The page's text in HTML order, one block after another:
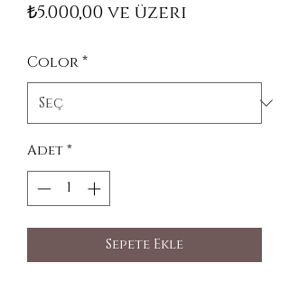
₺5.000,00ve üzeri
Color*
Adet*
Sepete Ekle